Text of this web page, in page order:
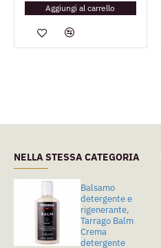
Aggiungi al carrello
NELLA STESSA CATEGORIA
Balsamo
detergente e
rigenerante,
Tarrago Balm
Crema
detergente